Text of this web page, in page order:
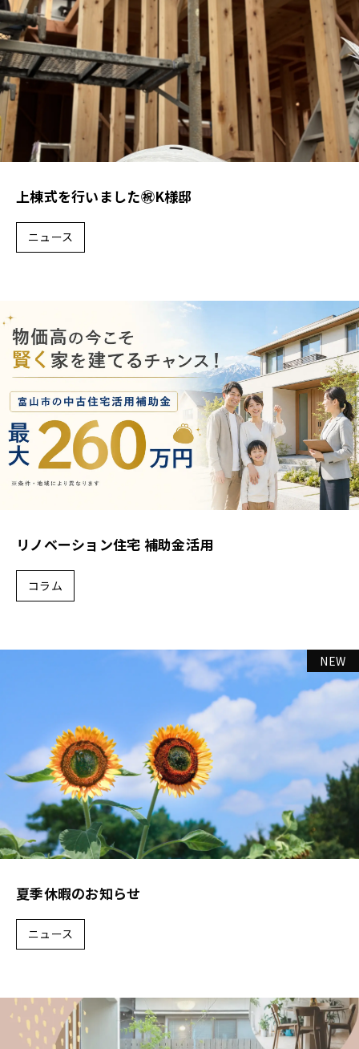
スタッフ紹介
採用情報
D-BASE
CONTACT
プライバシーポリシー
上棟式を行いました㊗K様邸
ニュース
リノベーション住宅 補助金活用
コラム
NEW
夏季休暇のお知らせ
ニュース